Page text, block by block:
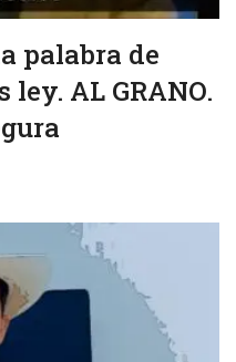
palabra de
ley. AL GRANO.